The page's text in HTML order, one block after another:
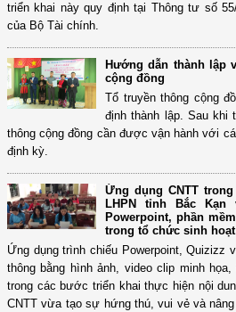
triển khai này quy định tại Thông tư số
của Bộ Tài chính.
Hướng dẫn thành lập
cộng đồng
Tổ truyền thông cộng
định thành lập. Sau khi
thông cộng đồng cần được vận hành với
định kỳ.
Ứng dụng CNTT
LHPN tỉnh Bắc
Powerpoint, phần
trong tổ chức sinh
Ứng dụng trình chiếu Powerpoint, Quizizz
thông bằng hình ảnh, video clip minh
trong các bước triển khai thực hiện nội
CNTT vừa tạo sự hứng thú, vui vẻ và